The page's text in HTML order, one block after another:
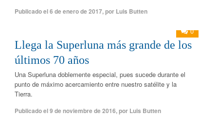
Publicado el6 de enero de 2017,por Luis Butten
0
Llega la Superluna más grande de los
últimos 70 años
Una Superluna doblemente especial, pues sucede durante el
punto de máximo acercamiento entre nuestro satélite y la
Tierra.
Publicado el9 de noviembre de 2016,por Luis Butten